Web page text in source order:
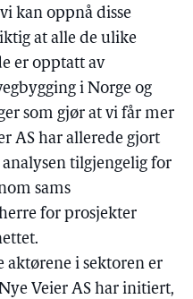
kan oppnå disse
at alle de ulike
er opptatt av
i Norge og
som gjør at vi får mer
AS har allerede gjort
tilgjengelig for
sams
for prosjekter
aktørene i sektoren er
Veier AS har initiert,